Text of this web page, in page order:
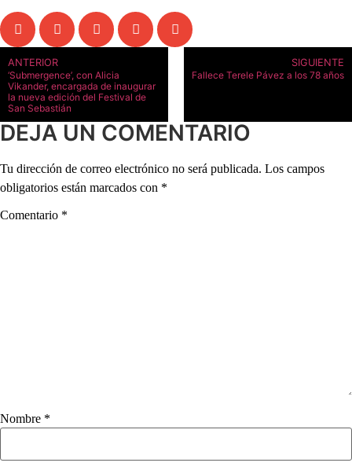
ANTERIOR
‘Submergence’, con Alicia
Vikander, encargada de inaugurar
la nueva edición del Festival de
San Sebastián
SIGUIENTE
Fallece Terele Pávez a los 78 años
DEJA UN COMENTARIO
Tu dirección de correo electrónico no será publicada. Los campos
obligatorios están marcados con *
Comentario *
Nombre *